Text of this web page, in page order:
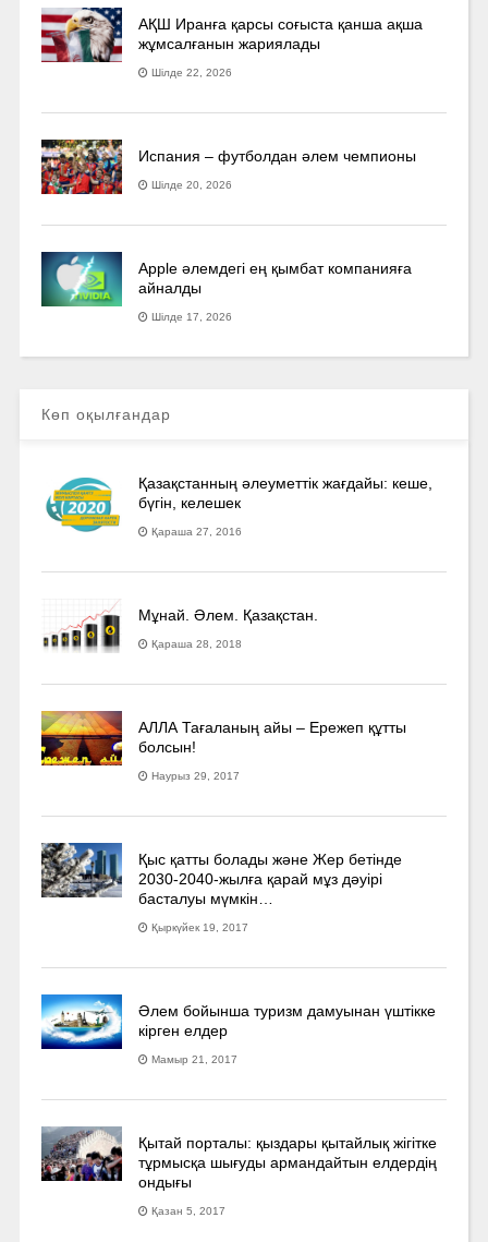
АҚШ Иранға қарсы соғыста қанша ақша
жұмсалғанын жариялады
Шілде 22, 2026
Испания – футболдан әлем чемпионы
Шілде 20, 2026
Apple әлемдегі ең қымбат компанияға
айналды
Шілде 17, 2026
Көп оқылғандар
Қазақстанның әлеуметтік жағдайы: кеше,
бүгін, келешек
Қараша 27, 2016
Мұнай. Әлем. Қазақстан.
Қараша 28, 2018
АЛЛА Тағаланың айы – Ережеп құтты
болсын!
Наурыз 29, 2017
Қыс қатты болады және Жер бетінде
2030-2040­-жылға қарай мұз дәуірі
басталуы мүмкін…
Қыркүйек 19, 2017
Әлем бойынша туризм дамуынан үштікке
кірген елдер
Мамыр 21, 2017
Қытай порталы: қыздары қытайлық жігітке
тұрмысқа шығуды армандайтын елдердің
ондығы
Қазан 5, 2017